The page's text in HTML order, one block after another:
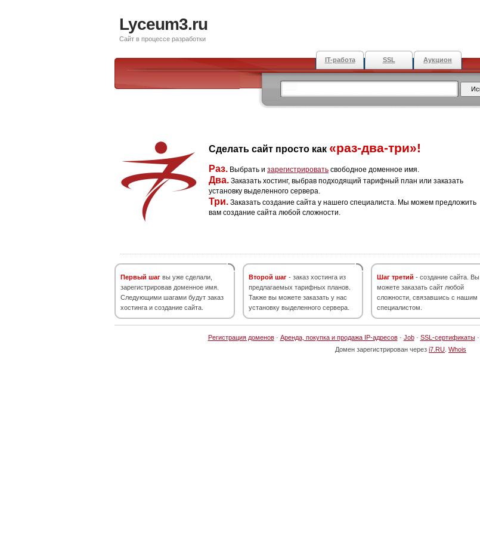
Lyceum3.ru
Сайт в процессе разработки
IT-работа SSL Аукцион
Сделать сайт просто как «раз-два-три»!
Раз. Выбрать и зарегистрировать свободное доменное имя.
Два. Заказать хостинг, выбрав подходящий тарифный план или заказать
установку выделенного сервера.
Три. Заказать создание сайта у нашего специалиста. Мы можем предложить
вам создание сайта любой сложности.
Первый шаг вы уже сделали,
зарегистрировав доменное имя.
Следующими шагами будут заказ
хостинга и создание сайта.
Второй шаг - заказ хостинга из
предлагаемых тарифных планов.
Также вы можете заказать у нас
установку выделенного сервера.
Шаг третий - создание сайта. Вы
можете заказать сайт любой
сложности, связавшись с нашим
специалистом.
Регистрация доменов· Аренда, покупка и продажа IP-адресов· Job· SSL-сертификаты·
Домен зарегистрирован через i7.RU Whois